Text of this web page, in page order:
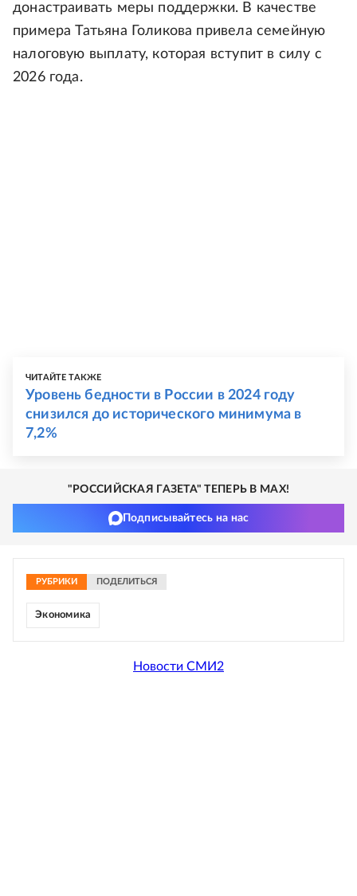
донастраивать меры поддержки. В качестве
примера Татьяна Голикова привела семейную
налоговую выплату, которая вступит в силу с
2026 года.
ЧИТАЙТЕ ТАКЖЕ
Уровень бедности в России в 2024 году
снизился до исторического минимума в
7,2%
"РОССИЙСКАЯ ГАЗЕТА" ТЕПЕРЬ В MAX!
Подписывайтесь на нас
РУБРИКИ ПОДЕЛИТЬСЯ
Экономика
Новости СМИ2